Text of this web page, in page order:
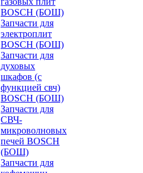
BOSCH (БОШ)
Запчасти для
электроплит
BOSCH (БОШ)
Запчасти для
духовых
шкафов (с
функцией свч)
BOSCH (БОШ)
Запчасти для
СВЧ-
микроволновых
печей BOSCH
(БОШ)
Запчасти для